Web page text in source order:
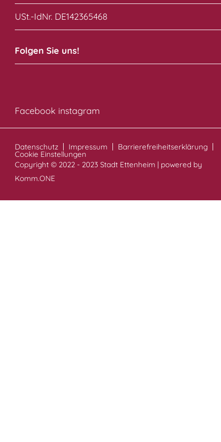
USt.-IdNr. DE142365468
Folgen Sie uns!
Facebook instagram
Datenschutz Impressum Barrierefreiheitserklärung
Cookie Einstellungen
Copyright © 2022 - 2023 Stadt Ettenheim | powered by
Komm.ONE